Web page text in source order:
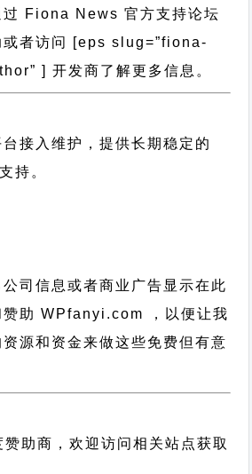
Fiona News 官方支持论坛
或者访问 [eps slug=”fiona-
] 开发商了解更多信息。
接入维护，提供长期稳定的
持 。
司信息或者商业广告显示在此
赞助 WPfanyi.com ，以便让我
源和资金来做这些免费但有意
助商，欢迎访问相关站点获取